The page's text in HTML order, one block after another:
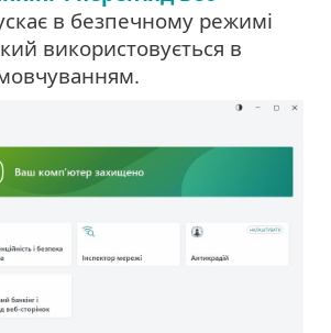
в безпечному режимі
використовується в